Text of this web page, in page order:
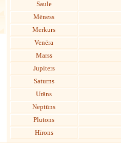
Saule
Mēness
Merkurs
Venēra
Marss
Jupiters
Saturns
Urāns
Neptūns
Plutons
Hīrons